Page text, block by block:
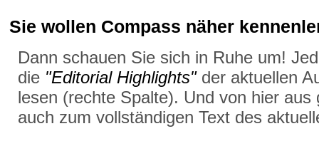
Sie wollen Compass näher
Dann schauen Sie sich in Ruhe um!
die "Editorial Highlights"der aktuellen
lesen (rechte Spalte). Und von hier aus
auch zum vollständigen Text des